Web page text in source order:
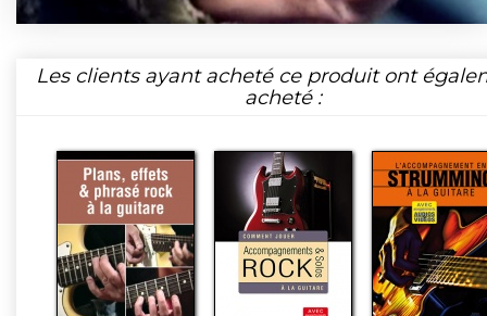
Les clients ayant acheté ce produit ont
acheté :